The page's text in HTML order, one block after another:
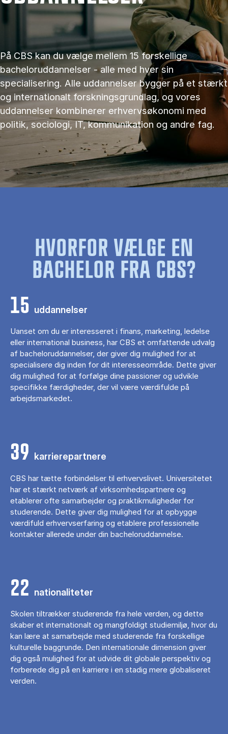
På CBS kan du vælge mellem 15 forskellige
bacheloruddannelser - alle med hver sin
specialisering. Alle uddannelser bygger på et stærkt
og internationalt forskningsgrundlag, og vores
uddannelser kombinerer erhvervsøkonomi med
politik, sociologi, IT, kommunikation og andre fag.
HVORFOR VÆLGE EN
BACHELOR FRA CBS?
15 uddannelser
Uanset om du er interesseret i finans, marketing, ledelse
eller international business, har CBS et omfattende udvalg
af bacheloruddannelser, der giver dig mulighed for at
specialisere dig inden for dit interesseområde. Dette giver
dig mulighed for at forfølge dine passioner og udvikle
specifikke færdigheder, der vil være værdifulde på
arbejdsmarkedet.
39 karrierepartnere
CBS har tætte forbindelser til erhvervslivet. Universitetet
har et stærkt netværk af virksomhedspartnere og
etablerer ofte samarbejder og praktikmuligheder for
studerende. Dette giver dig mulighed for at opbygge
værdifuld erhvervserfaring og etablere professionelle
kontakter allerede under din bacheloruddannelse.
22 nationaliteter
Skolen tiltrækker studerende fra hele verden, og dette
skaber et internationalt og mangfoldigt studiemiljø, hvor du
kan lære at samarbejde med studerende fra forskellige
kulturelle baggrunde. Den internationale dimension giver
dig også mulighed for at udvide dit globale perspektiv og
forberede dig på en karriere i en stadig mere globaliseret
verden.